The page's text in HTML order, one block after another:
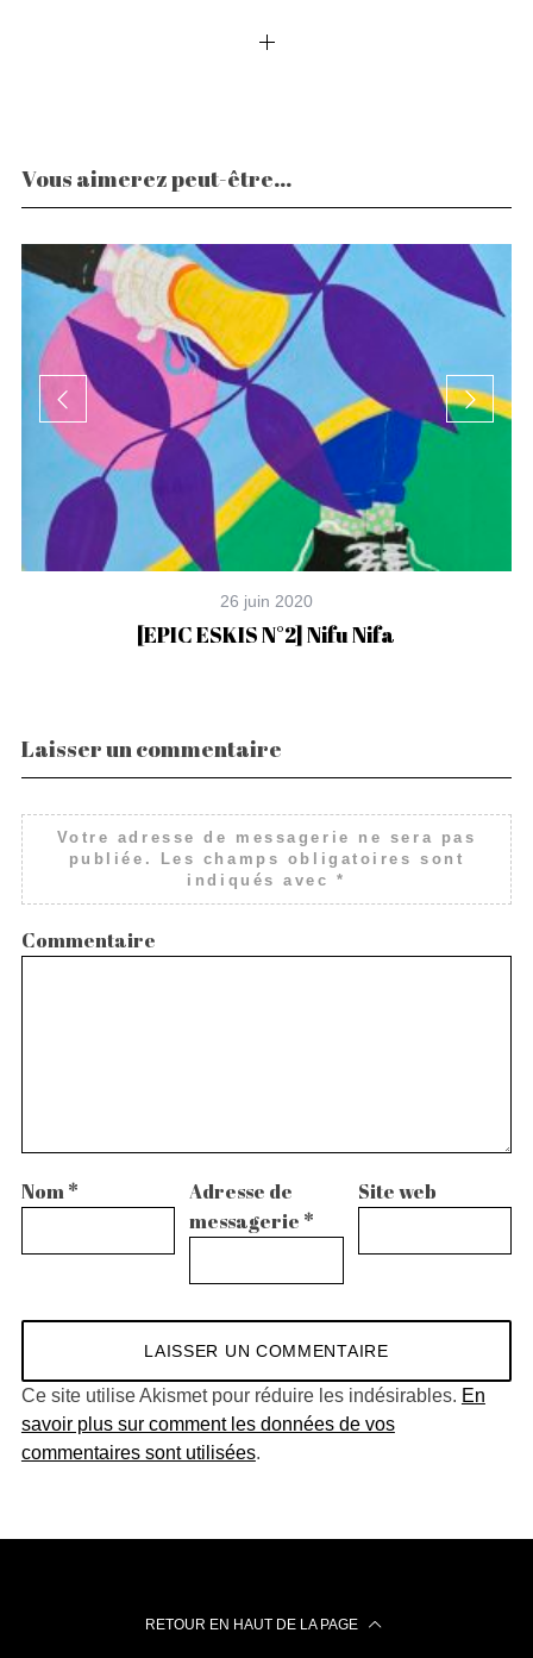
Vous aimerez peut-être...
26 juin 2020
[EPIC ESKIS N°2] Nifu Nifa
Laisser un commentaire
Votre adresse de messagerie ne sera pas
publiée.
Les champs obligatoires sont
indiqués avec*
Commentaire
Nom*
Adresse de
messagerie *
Site web
Ce site utilise Akismet pour réduire les indésirables. En
savoir plus sur comment les données de vos
commentaires sont utilisées.
RETOUR EN HAUT DE LA PAGE